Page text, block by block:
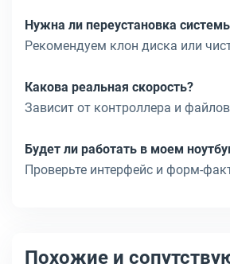
Нужна ли переустановка
Рекомендуем клон диска или
Какова реальная скорость?
Зависит от контроллера и
Будет ли работать в моем
Проверьте интерфейс и форм-
Похожие и